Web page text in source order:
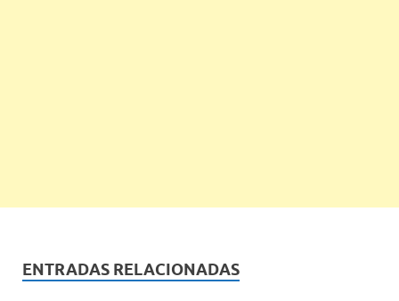
ENTRADAS RELACIONADAS